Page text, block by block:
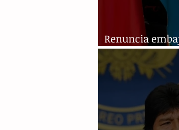
Renuncia
en Argentina